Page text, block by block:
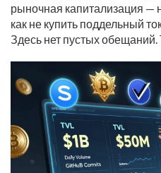
рыночная капитализация —
как не купить поддельный
Здесь нет пустых обещаний.